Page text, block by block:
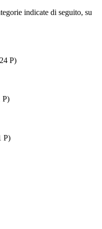
indicate di seguito, su
P)
P)
P)